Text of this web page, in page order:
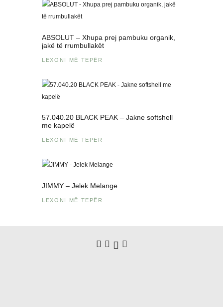
ABSOLUT – Xhupa prej pambuku organik,
jakë të rrumbullakët
LEXONI MË TEPËR
57.040.20 BLACK PEAK – Jakne softshell
me kapelë
LEXONI MË TEPËR
JIMMY – Jelek Melange
LEXONI MË TEPËR